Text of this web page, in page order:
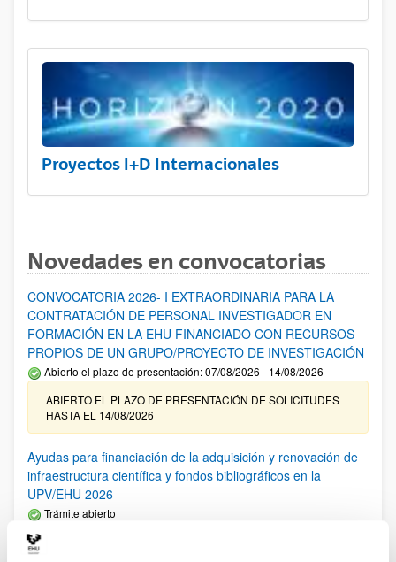
Proyectos I+D Internacionales
Novedades en convocatorias
CONVOCATORIA 2026- I EXTRAORDINARIA PARA LA
CONTRATACIÓN DE PERSONAL INVESTIGADOR EN
FORMACIÓN EN LA EHU FINANCIADO CON RECURSOS
PROPIOS DE UN GRUPO/PROYECTO DE INVESTIGACIÓN
Abierto el plazo de presentación: 07/08/2026 - 14/08/2026
ABIERTO EL PLAZO DE PRESENTACIÓN DE SOLICITUDES
HASTA EL 14/08/2026
Ayudas para financiación de la adquisición y renovación de
infraestructura científica y fondos bibliográficos en la
UPV/EHU 2026
Trámite abierto